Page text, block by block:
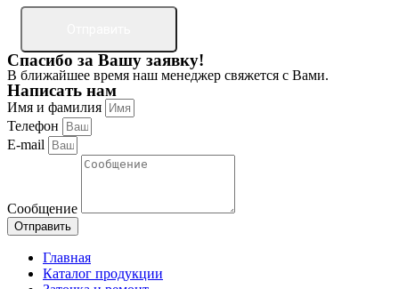
Спасибо за Вашу заявку!
В ближайшее время наш менеджер свяжется с Вами.
Написать нам
Имя и фамилия
Телефон
E-mail
Сообщение
Отправить
Главная
Каталог продукции